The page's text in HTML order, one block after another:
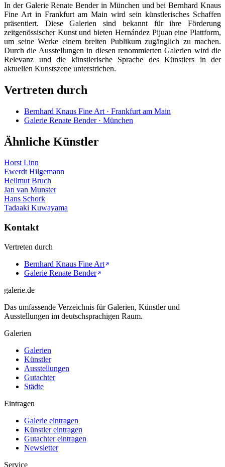
In der Galerie Renate Bender in München und bei Bernhard Knaus
Fine Art in Frankfurt am Main wird sein künstlerisches Schaffen
präsentiert. Diese Galerien sind bekannt für ihre Förderung
zeitgenössischer Kunst und bieten Hernández Pijuan eine Plattform,
um seine Werke einem breiten Publikum zugänglich zu machen.
Durch die Ausstellungen in diesen renommierten Galerien wird die
Relevanz und die künstlerische Sprache des Künstlers in der
aktuellen Kunstszene unterstrichen.
Vertreten durch
Bernhard Knaus Fine Art · Frankfurt am Main
Galerie Renate Bender · München
Ähnliche Künstler
Horst Linn
Ewerdt Hilgemann
Hellmut Bruch
Jan van Munster
Hans Schork
Tadaaki Kuwayama
Kontakt
Vertreten durch
Bernhard Knaus Fine Art
Galerie Renate Bender
galerie.de
Das umfassende Verzeichnis für Galerien, Künstler und
Ausstellungen im deutschsprachigen Raum.
Galerien
Galerien
Künstler
Ausstellungen
Gutachter
Städte
Eintragen
Galerie eintragen
Künstler eintragen
Gutachter eintragen
Newsletter
Service